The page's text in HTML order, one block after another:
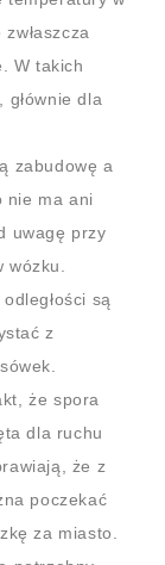
W takich
dla
zabudowę a
nie ma ani
uwagę przy
są
z
że spora
dla ruchu
że z
poczekać
za miasto.